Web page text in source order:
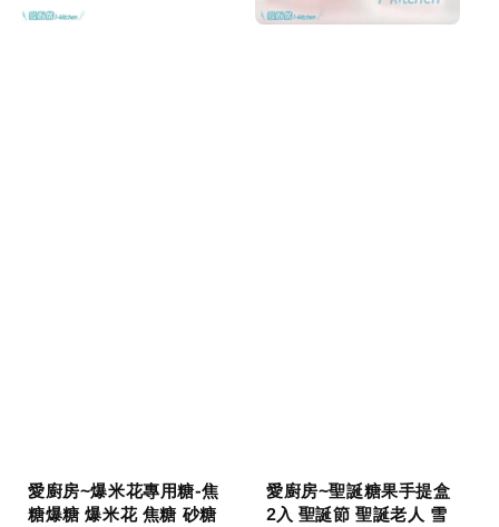
愛廚房~爆米花專用糖-焦
糖爆糖 爆米花 焦糖 砂糖
愛廚房~聖誕糖果手提盒
2入 聖誕節 聖誕老人 雪